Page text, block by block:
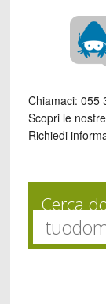
Chiamaci: 055
Scopri le
Richiedi
Cerca